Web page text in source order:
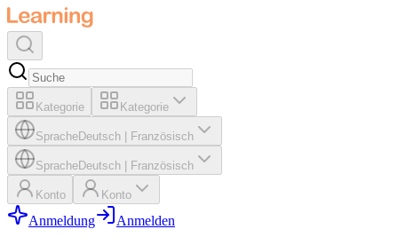
Kategorie Kategorie
SpracheDeutsch Französisch
SpracheDeutsch Französisch
Konto Konto
Anmeldung Anmelden